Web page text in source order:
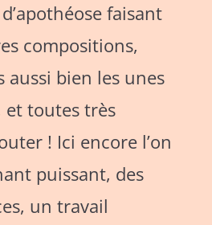
faisant
compositions,
aussi bien les unes
et toutes très
! Ici encore l’on
puissant, des
un travail